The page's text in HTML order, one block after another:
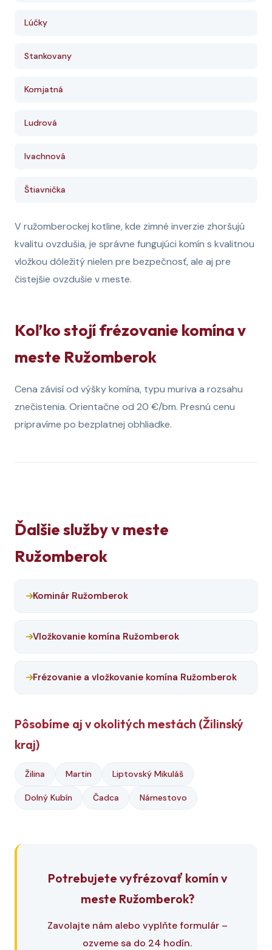
Lúčky
Stankovany
Komjatná
Ludrová
Ivachnová
Štiavnička
V ružomberockej kotline, kde zimné inverzie zhoršujú
kvalitu ovzdušia, je správne fungujúci komín s kvalitnou
vložkou dôležitý nielen pre bezpečnosť, ale aj pre
čistejšie ovzdušie v meste.
Koľko stojí frézovanie komína v
meste Ružomberok
Cena závisí od výšky komína, typu muriva a rozsahu
znečistenia. Orientačne od 20 €/bm. Presnú cenu
pripravíme po bezplatnej obhliadke.
Ďalšie služby v meste
Ružomberok
Kominár Ružomberok
Vložkovanie komína Ružomberok
Frézovanie a vložkovanie komína Ružomberok
Pôsobíme aj v okolitých mestách (Žilinský
kraj)
Žilina Martin Liptovský Mikuláš
Dolný Kubín Čadca Námestovo
Potrebujete vyfrézovať komín v
meste Ružomberok?
Zavolajte nám alebo vyplňte formulár –
ozveme sa do 24 hodín.